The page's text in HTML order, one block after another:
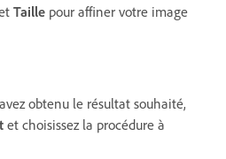
Taille pour affiner votre image
obtenu le résultat souhaité,
et choisissez la procédure à